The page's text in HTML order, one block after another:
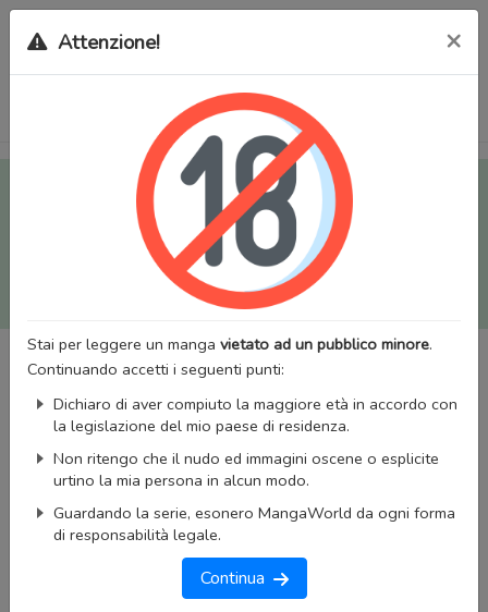
Tutti i Doujinshi e Manga per adulti (+18) sono stati trasferiti
sul nostro nuovo sito (
mangaworldadult.net
); invece, per i
Manga classici, puoi utilizzare
MangaWorld
Potrai effettuare illogincon il tuo account di MangaWorld
tutti i dati sono condivisi tra i due siti,
perderai alcun dato, inclusi bookmarks e premium
Attenzione! ×
Stai per leggere un manga vietato ad un pubblico minore.
Continuando accetti i seguenti punti:
Dichiaro di aver compiuto la maggiore età in accordo con
la legislazione del mio paese di residenza.
Non ritengo che il nudo ed immagini oscene o esplicite
urtino la mia persona in alcun modo.
Guardando la serie, esonero MangaWorld da ogni forma
di responsabilità legale.
Continua